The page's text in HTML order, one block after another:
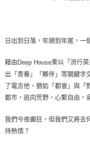
日出到日落，年頭到年尾，一
藉由 Deep House乘以「流行
出「青春」「夥伴」等關鍵字
了電吉他，猶如「都會」與「
都市，逃向荒野，心繫自由，
我們今夜癲狂，但我們又將去
持熱情？